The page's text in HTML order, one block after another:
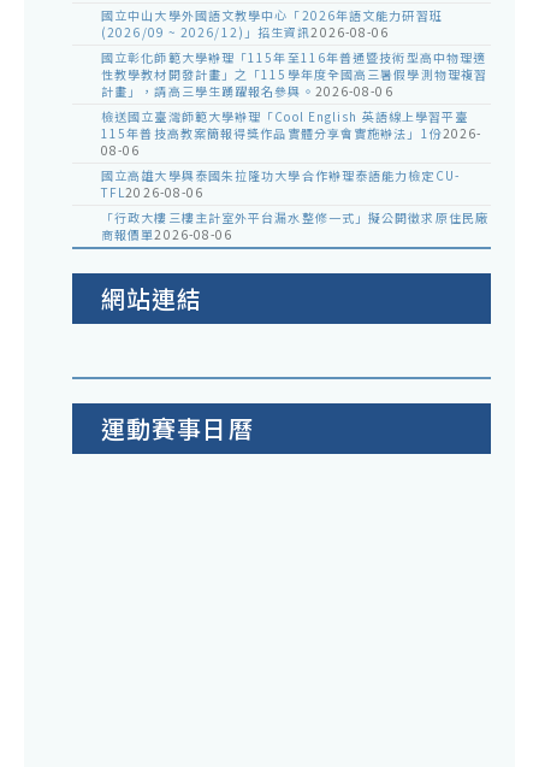
國立中山大學外國語文教學中心「2026年語文能力研習班
(2026/09 ~ 2026/12)」招生資訊2026-08-06
國立彰化師範大學辦理「115年至116年普通暨技術型高中物理適
性教學教材開發計畫」之「115學年度全國高三暑假學測物理複習
計畫」，請高三學生踴躍報名參與。 2026-08-06
檢送國立臺灣師範大學辦理「Cool English 英語線上學習平臺
115年普技高教案簡報得獎作品實體分享會實施辦法」1份2026-
08-06
國立高雄大學與泰國朱拉隆功大學合作辦理泰語能力檢定CU-
TFL2026-08-06
「行政大樓三樓主計室外平台漏水整修一式」擬公開徵求原住民廠
商報價單2026-08-06
網站連結
運動賽事日曆